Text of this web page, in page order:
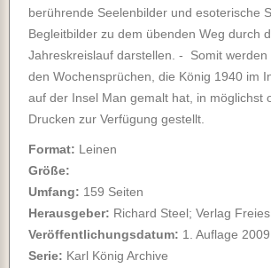
berührende Seelenbilder und esoterische
Begleitbilder zu dem übenden Weg durch
Jahreskreislauf darstellen. - Somit werden
den Wochensprüchen, die König 1940 im
auf der Insel Man gemalt hat, in möglichst
Drucken zur Verfügung gestellt.
Format: Leinen
Größe:
Umfang: 159 Seiten
Herausgeber: Richard Steel; Verlag
Veröffentlichungsdatum: 1. Auflage 2009
Serie: Karl König Archive